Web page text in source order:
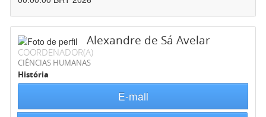
Alexandre de Sá Avelar
COORDENADOR(A)
CIÊNCIAS HUMANAS
História
E-mail